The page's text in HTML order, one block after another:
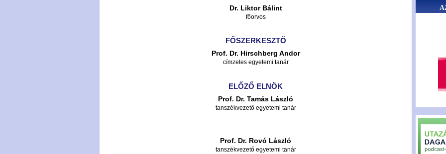
Dr. Liktor Bálint
főorvos
FŐSZERKESZTŐ
Prof. Dr. Hirschberg Andor
címzetes egyetemi tanár
ELŐZŐ ELNÖK
Prof. Dr. Tamás László
tanszékvezető egyetemi tanár
Prof. Dr. Rovó László
tanszékvezető egyetemi tanár